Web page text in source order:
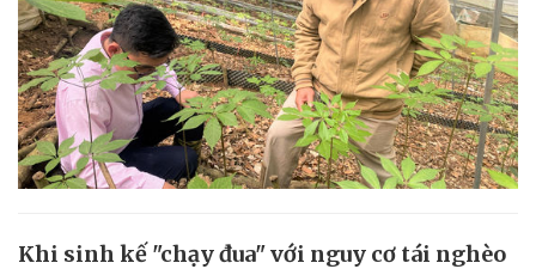
Khi sinh kế "chạy đua" với nguy cơ tái nghèo